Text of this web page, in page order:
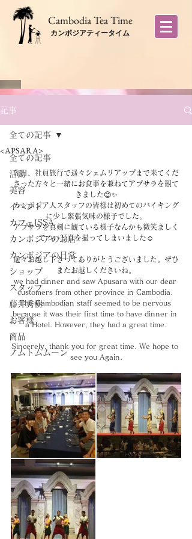
​Cambodia Tea Time
カンボジアティータイム
記事
全ての記事
活動
美容
イベント
カフェISSA
カンボジアのお店
カンボジアの日常
ショップ
スタッフ
藤井秀樹
お客様
商品
ノムトムムーン
全ての記事
<APSARA>
先日、社員旅行で遥々シェムリアップまで来てくだ
さった方々と一緒にお食事を兼ねてアプサラを観て
きました😊✨
カンボジア人スタッフの皆様は初めてのバイキング
に少し緊張気味の様子でした。
アプサラを真剣に観ている様子なんかも微笑ましく
てつい写真を撮ってしまいました☺️
遥々お越し下さってありがとうございました。ぜひ
またお越しくださいね。
we had dinner and saw Apusara with our dear
customers from other province in Cambodia.
The Cambodian staff seemed to be nervous
because it was their first time to have dinner in
a Hotel. However, they had a great time.
Sincerely, thank you for great time. We hope to
see you Again.